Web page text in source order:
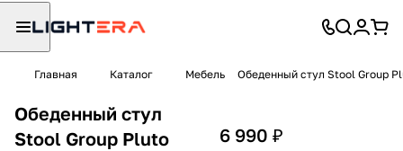
Главная Каталог Мебель Обеденный стул Stool Group
Обеденный стул
Stool Group Pluto
6 990 ₽